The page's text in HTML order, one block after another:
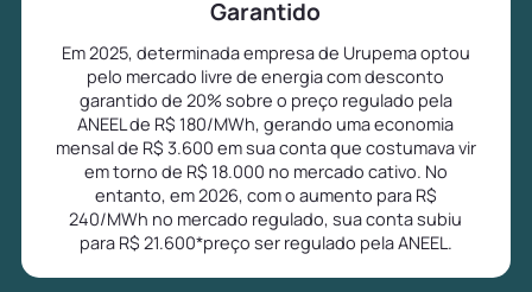
Garantido
Em 2025, determinada empresa de Urupema optou
pelo mercado livre de energia com desconto
garantido de 20% sobre o preço regulado pela
ANEEL de R$ 180/MWh, gerando uma economia
mensal de R$ 3.600 em sua conta que costumava vir
em torno de R$ 18.000 no mercado cativo. No
entanto, em 2026, com o aumento para R$
240/MWh no mercado regulado, sua conta subiu
para R$ 21.600*preço ser regulado pela ANEEL.